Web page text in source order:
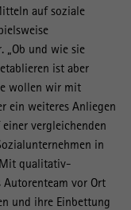
auf soziale
„Ob und wie sie
ist aber
wollen wir mit
ein weiteres Anliegen
vergleichenden
in
Mit qualitativ-
vor Ort
und ihre Einbettung